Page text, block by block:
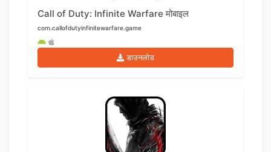
Call of Duty: Infinite Warfare मोबाइल
com.callofdutyinfinitewarfare.game
डाउनलोड